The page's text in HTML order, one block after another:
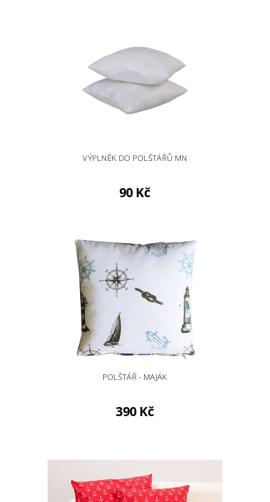
VÝPLNĚK DO POLŠTÁŘŮ MN
90 Kč
POLŠTÁŘ - MAJÁK
390 Kč